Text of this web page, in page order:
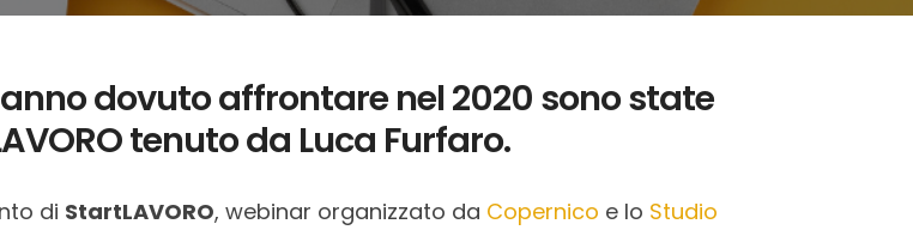
dovuto affrontare nel 2020 sono state
tenuto da Luca Furfaro.
di StartLAVORO, webinar organizzato da Copernico e lo Studio